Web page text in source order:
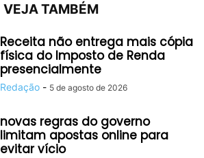
VEJA TAMBÉM
Receita não entrega mais cópia
física do Imposto de Renda
presencialmente
Redação - 5 de agosto de 2026
novas regras do governo
limitam apostas online para
evitar vício